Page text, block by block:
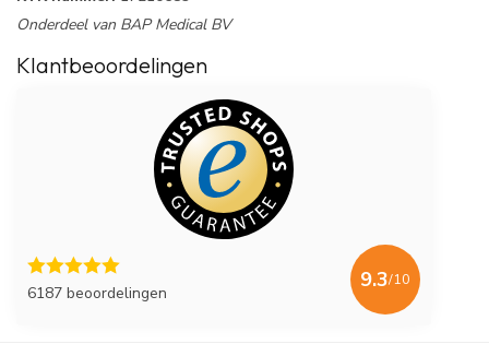
Onderdeel van BAP Medical BV
Klantbeoordelingen
6187 beoordelingen
9.3/10